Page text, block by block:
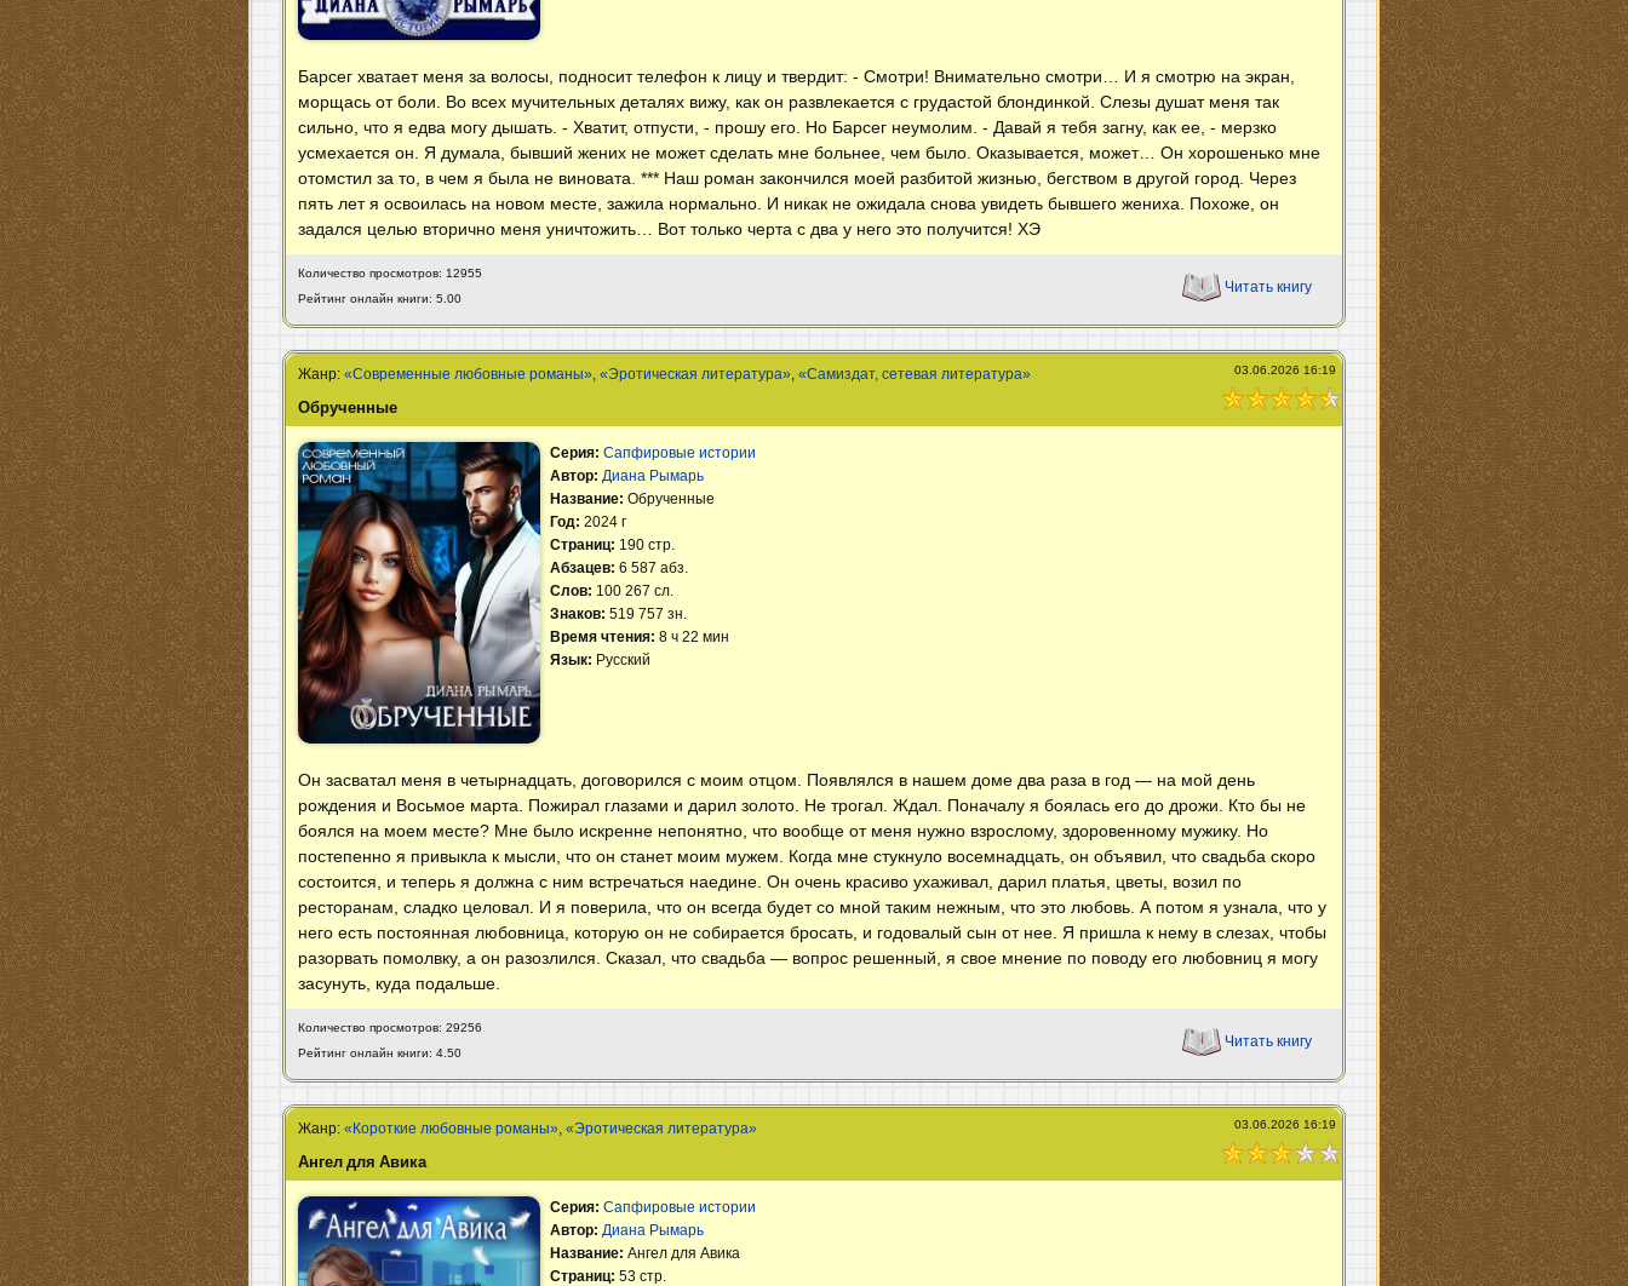
Барсег хватает меня за волосы, подносит телефон к лицу и твердит: - Смотри! Внимательно смотри… И я смотрю на экран,
морщась от боли. Во всех мучительных деталях вижу, как он развлекается с грудастой блондинкой. Слезы душат меня так
сильно, что я едва могу дышать. - Хватит, отпусти, - прошу его. Но Барсег неумолим. - Давай я тебя загну, как ее, - мерзко
усмехается он. Я думала, бывший жених не может сделать мне больнее, чем было. Оказывается, может… Он хорошенько мне
отомстил за то, в чем я была не виновата. *** Наш роман закончился моей разбитой жизнью, бегством в другой город. Через
пять лет я освоилась на новом месте, зажила нормально. И никак не ожидала снова увидеть бывшего жениха. Похоже, он
задался целью вторично меня уничтожить… Вот только черта с два у него это получится! ХЭ
Количество просмотров: 12955
Рейтинг онлайн книги: 5.00
Читать книгу
Жанр:«Современные любовные романы» ,«Эротическая литература» ,«Самиздат, сетевая литература»
Обрученные
03.06.2026 16:19
Серия:Сапфировые истории
Автор: Диана Рымарь
Название:Обрученные
Год:2024 г
Страниц: 190 стр.
Абзацев:6 587 абз.
Слов: 100 267 сл.
Знаков:519 757 зн.
Время чтения:8 ч 22 мин
Язык: Русский
Он засватал меня в четырнадцать, договорился с моим отцом. Появлялся в нашем доме два раза в год — на мой день
рождения и Восьмое марта. Пожирал глазами и дарил золото. Не трогал. Ждал. Поначалу я боялась его до дрожи. Кто бы не
боялся на моем месте? Мне было искренне непонятно, что вообще от меня нужно взрослому, здоровенному мужику. Но
постепенно я привыкла к мысли, что он станет моим мужем. Когда мне стукнуло восемнадцать, он объявил, что свадьба скоро
состоится, и теперь я должна с ним встречаться наедине. Он очень красиво ухаживал, дарил платья, цветы, возил по
ресторанам, сладко целовал. И я поверила, что он всегда будет со мной таким нежным, что это любовь. А потом я узнала, что у
него есть постоянная любовница, которую он не собирается бросать, и годовалый сын от нее. Я пришла к нему в слезах, чтобы
разорвать помолвку, а он разозлился. Сказал, что свадьба — вопрос решенный, я свое мнение по поводу его любовниц я могу
засунуть, куда подальше.
Количество просмотров: 29256
Рейтинг онлайн книги: 4.50
Читать книгу
Жанр:«Короткие любовные романы» ,«Эротическая литература»
Ангел для Авика
03.06.2026 16:19
Серия:Сапфировые истории
Автор: Диана Рымарь
Название:Ангел для Авика
Страниц:53 стр.